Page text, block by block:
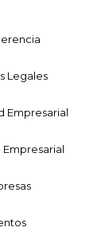
Legales
Empresarial